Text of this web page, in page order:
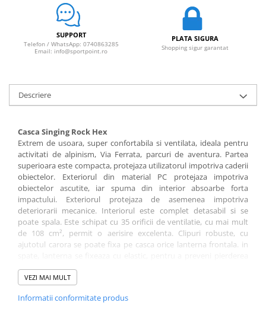
Imbracaminte de corp
Manusi
Accesorii
Barbati
Pantaloni
Caciuli
Jachete
Sosete
Bandane
Imbracaminte de corp
Copii
Jachete copii
Caciuli
Pantaloni copii
SUPPORT
Telefon / WhatsApp: 0740863285
Email: info@sportpoint.ro
PLATA SIGURA
Shopping sigur garantat
Descriere
Casca Singing Rock Hex
Extrem de usoara, super confortabila si ventilata, ideala pentru
activitati de alpinism, Via Ferrata, parcuri de aventura. Partea
superioara este compacta, protejaza utilizatorul impotriva caderii
obiectelor. Exteriorul din material PC protejaza impotriva
obiectelor ascutite, iar spuma din interior absoarbe forta
impactului. Exteriorul protejaza de asemenea impotriva
deteriorarii mecanice. Interiorul este complet detasabil si se
poate spala. Este schipat cu 35 orificii de ventilatie, cu mai mult
de 108 cm², permit o aerisire excelenta. Clipuri robuste, cu
ajutotul carora se poate fixa pe casca orice lanterna frontala. in
accidentala. Sistem de reglaj al castii, pentru potrivire cat mai
buna, indiferent de conformatia capului. Chinga moale si
caciula sub casca.
VEZI MAI MULT
Informatii conformitate produs